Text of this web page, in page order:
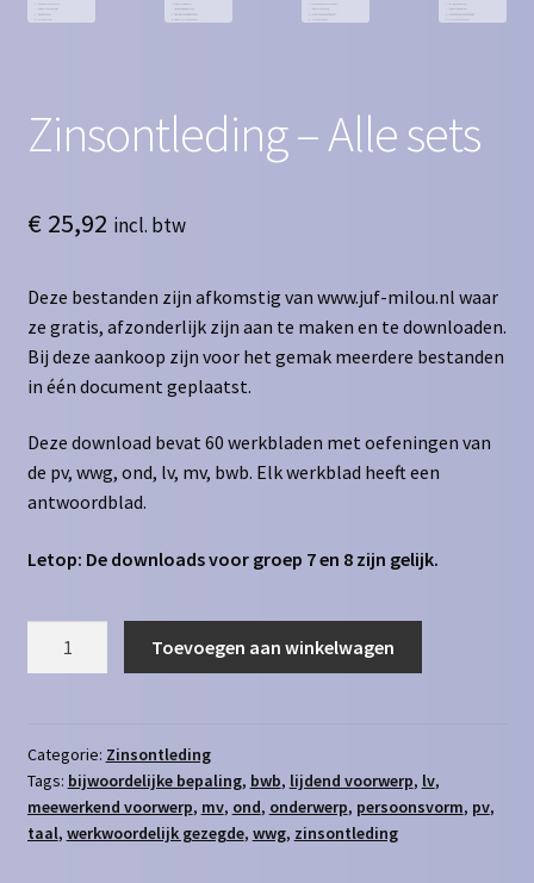
Zinsontleding – Alle sets
€25,92 incl. btw
Deze bestanden zijn afkomstig van www.juf-milou.nl waar
ze gratis, afzonderlijk zijn aan te maken en te downloaden.
Bij deze aankoop zijn voor het gemak meerdere bestanden
in één document geplaatst.
Deze download bevat 60 werkbladen met oefeningen van
de pv, wwg, ond, lv, mv, bwb. Elk werkblad heeft een
antwoordblad.
Letop: De downloads voor groep 7 en 8 zijn gelijk.
aantal
Toevoegen aan winkelwagen
Categorie: Zinsontleding
Tags: bijwoordelijke bepaling, bwb, lijdend voorwerp, lv,
meewerkend voorwerp, mv, ond, onderwerp, persoonsvorm, pv,
taal, werkwoordelijk gezegde, wwg, zinsontleding